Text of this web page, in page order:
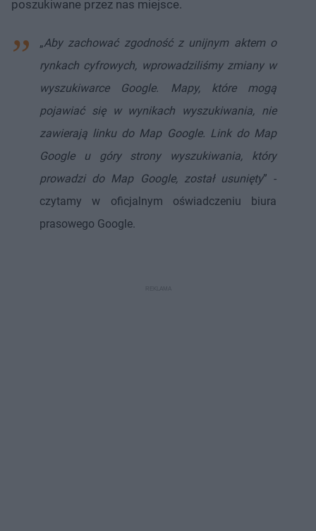
poszukiwane przez nas miejsce.
„Aby zachować zgodność z unijnym aktem o
rynkach cyfrowych, wprowadziliśmy zmiany w
wyszukiwarce Google. Mapy, które mogą
pojawiać się w wynikach wyszukiwania, nie
zawierają linku do Map Google. Link do Map
Google u góry strony wyszukiwania, który
prowadzi do Map Google, został usunięty” -
czytamy w oficjalnym oświadczeniu biura
prasowego Google.